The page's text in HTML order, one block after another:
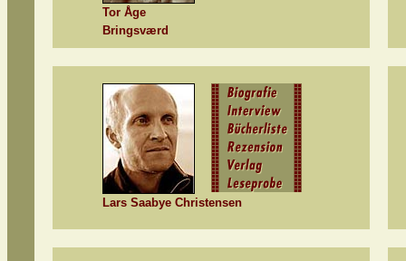
Tor Åge
Bringsværd
Lars Saabye Christensen